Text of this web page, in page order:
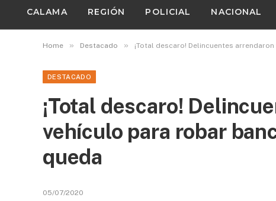
CALAMA REGIÓN POLICIAL NACIONAL
Home » Destacado » ¡Total descaro! Delincuentes
DESTACADO
¡Total descaro!
vehículo para robar
queda
05/07/2020